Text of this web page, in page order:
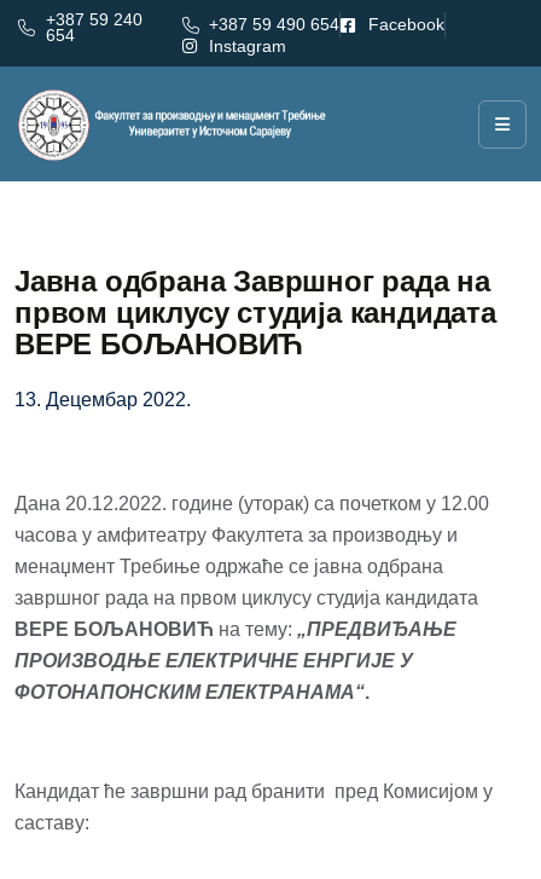
+387 59 240
654
+387 59 490 654
Facebook
Instagram
Јавна одбрана Завршног рада на
првом циклусу студија кандидата
ВЕРЕ БОЉАНОВИЋ
13. Децембар 2022.
Дана 20.12.2022. године (уторак) са почетком у 12.00
часова у амфитеатру Факултета за производњу и
менаџмент Требиње одржаће се јавна одбрана
завршног рада на првом циклусу студија кандидата
ВЕРЕ БОЉАНОВИЋ на тему: „ПРЕДВИЂАЊЕ
ПРОИЗВОДЊЕ ЕЛЕКТРИЧНЕ ЕНРГИЈЕ У
ФОТОНАПОНСКИМ ЕЛЕКТРАНАМА“.
Кандидат ће завршни рад бранити пред Комисијом у
саставу: